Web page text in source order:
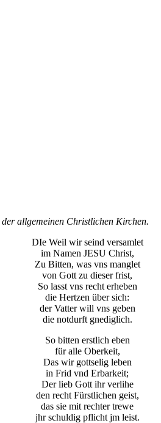
allgemeinen Christlichen Kirchen.
DIe Weil wir seind versamlet
im Namen JESU Christ,
Zu Bitten, was vns manglet
von Gott zu dieser frist,
So lasst vns recht erheben
die Hertzen über sich:
der Vatter will vns geben
die notdurft gnediglich.
So bitten erstlich eben
für alle Oberkeit,
Das wir gottselig leben
in Frid vnd Erbarkeit;
Der lieb Gott ihr verlihe
den recht Fürstlichen geist,
das sie mit rechter trewe
jhr schuldig pflicht jm leist.